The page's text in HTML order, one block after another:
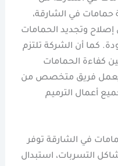
حمامات في الشارقة،
وتجديد الحمامات
كما أن الشركة تلتزم
كفاءة الحمامات
يعمل فريق متخصص من
أعمال الترميم
في الشارقة توفر
التسربات، استبدال